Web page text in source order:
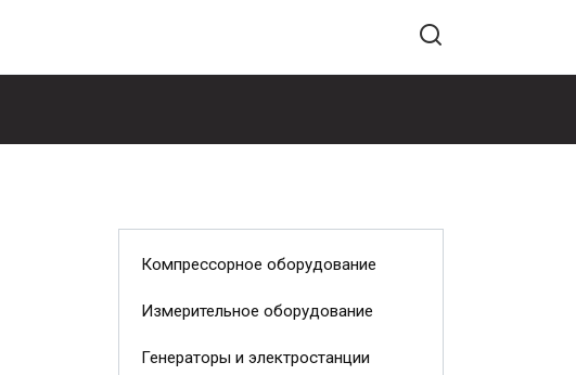
Компрессорное оборудование
Измерительное оборудование
Генераторы и электростанции